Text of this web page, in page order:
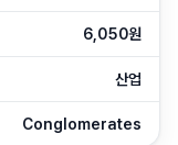
6,050원
산업
Conglomerates